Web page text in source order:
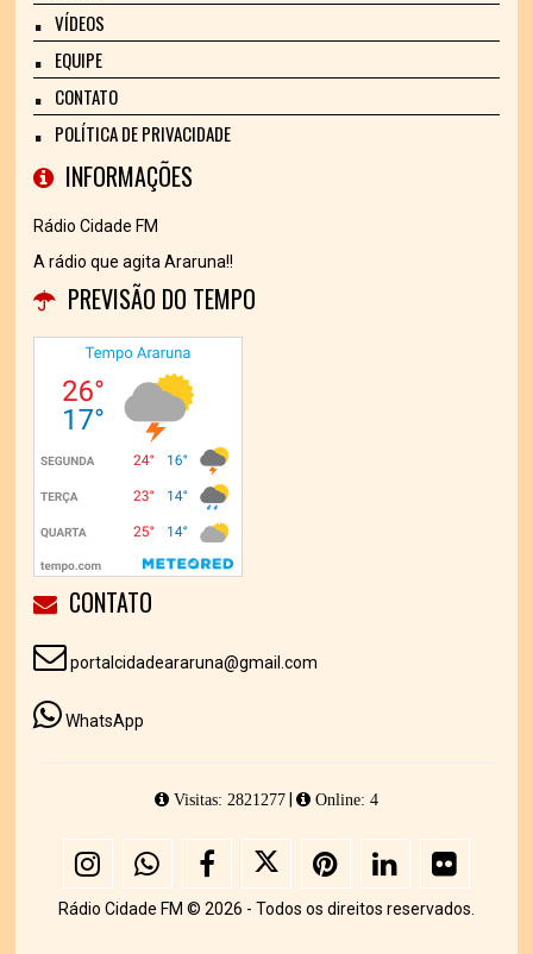
VÍDEOS
EQUIPE
CONTATO
POLÍTICA DE PRIVACIDADE
INFORMAÇÕES
Rádio Cidade FM
A rádio que agita Araruna!!
PREVISÃO DO TEMPO
CONTATO
portalcidadeararuna@gmail.com
WhatsApp
Visitas: 2821277| Online: 4
Rádio Cidade FM © 2026 - Todos os direitos reservados.